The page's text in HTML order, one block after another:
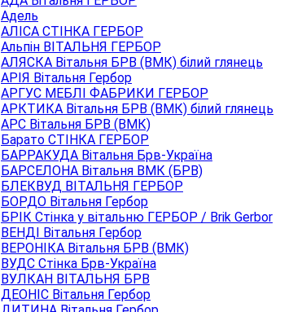
Адель
АЛІСА СТІНКА ГЕРБОР
Альпін ВІТАЛЬНЯ ГЕРБОР
АЛЯСКА Вітальня БРВ (ВМК) білий глянець
АРIЯ Вітальня Гербор
АРГУС МЕБЛІ ФАБРИКИ ГЕРБОР
АРКТИКА Вітальня БРВ (ВМК) білий глянець
АРС Вітальня БРВ (ВМК)
Барато СТІНКА ГЕРБОР
БАРРАКУДА Вітальня Брв-Україна
БАРСЕЛОНА Вітальня ВМК (БРВ)
БЛЕКВУД ВІТАЛЬНЯ ГЕРБОР
БОРДО Вітальня Гербор
БРІК Стінка у вітальню ГЕРБОР / Brik Gerbor
ВЕНДІ Вітальня Гербор
ВЕРОНIКА Вітальня БРВ (ВМК)
ВУДС Стінка Брв-Україна
ВУЛКАН ВІТАЛЬНЯ БРВ
ДЕОНІС Вітальня Гербор